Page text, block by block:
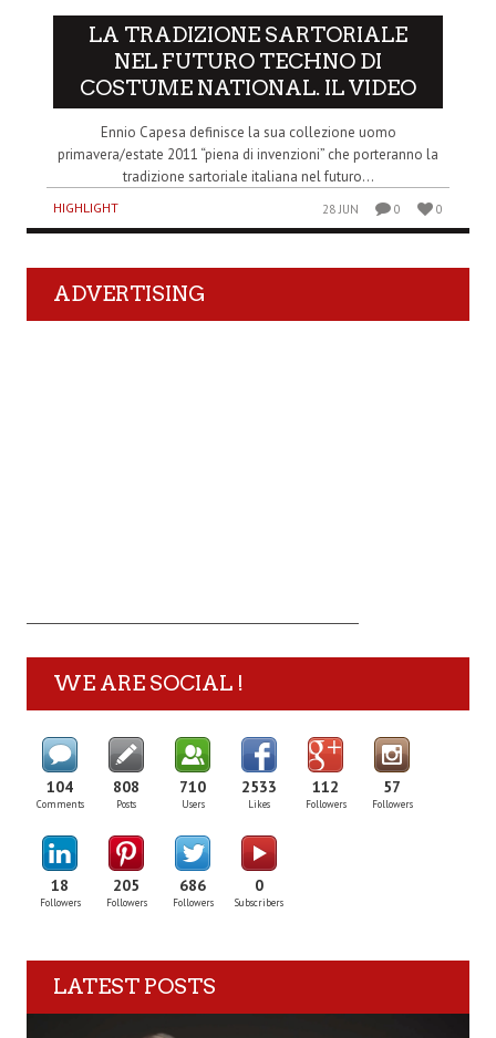
LA TRADIZIONE SARTORIALE
NEL FUTURO TECHNO DI
COSTUME NATIONAL. IL VIDEO
Ennio Capesa definisce la sua collezione uomo
primavera/estate 2011 “piena di invenzioni” che porteranno la
tradizione sartoriale italiana nel futuro...
HIGHLIGHT 28 JUN 0 0
ADVERTISING
WE ARE SOCIAL !
104
Comments
808
Posts
710
Users
2533
Likes
112
Followers
57
Followers
18
Followers
205
Followers
686
Followers
0
Subscribers
LATEST POSTS